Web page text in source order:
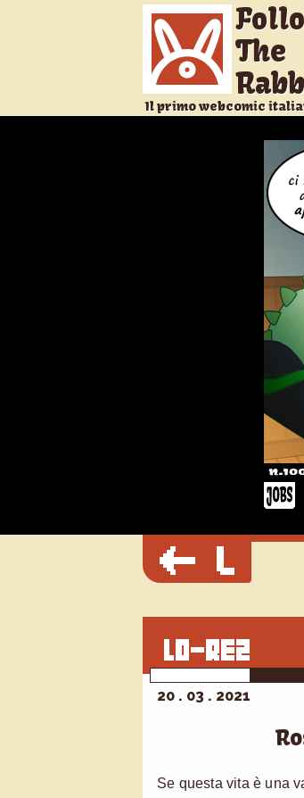
The
Il primo webcomic
20 . 03 . 2021
Se questa vita è una